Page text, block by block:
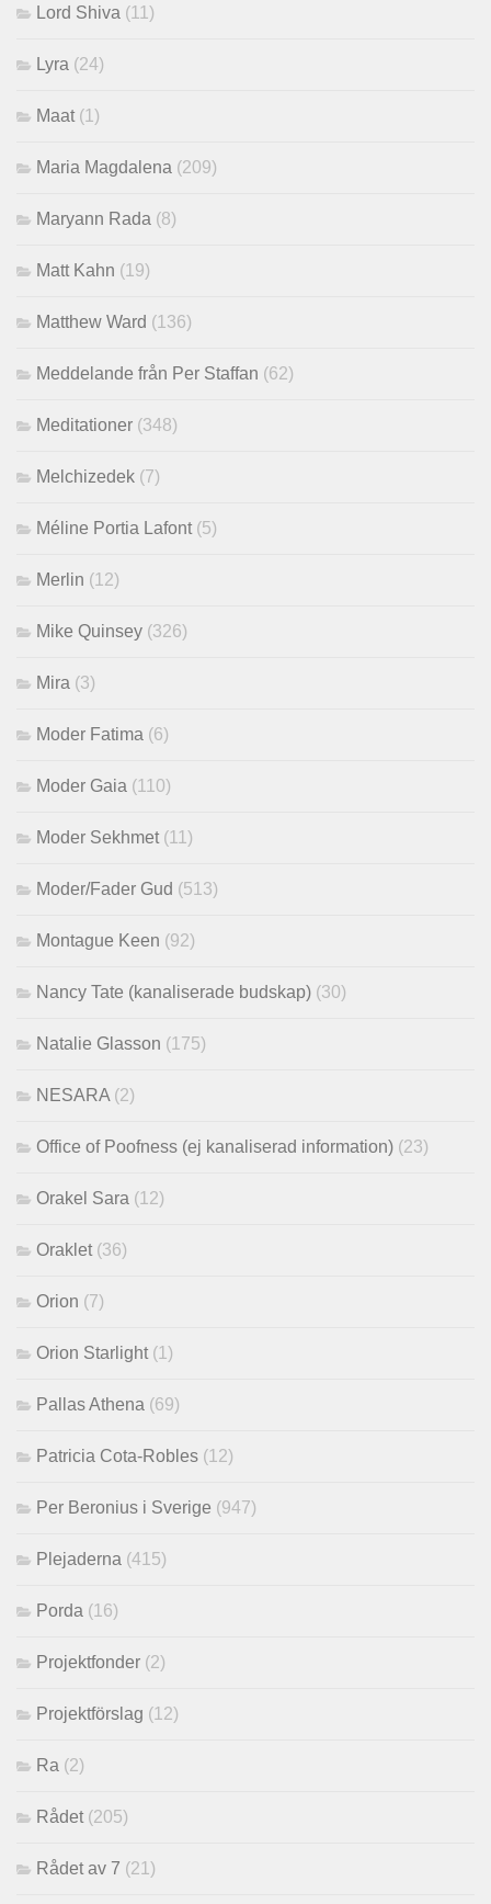
Lord Shiva (11)
Lyra (24)
Maat(1)
Maria Magdalena (209)
Maryann Rada (8)
Matt Kahn (19)
Matthew Ward (136)
Meddelande från Per Staffan (62)
Meditationer (348)
Melchizedek (7)
Méline Portia Lafont(5)
Merlin (12)
Mike Quinsey (326)
Mira (3)
Moder Fatima (6)
Moder Gaia (110)
Moder Sekhmet(11)
Moder/Fader Gud (513)
Montague Keen (92)
Nancy Tate (kanaliserade budskap) (30)
Natalie Glasson (175)
NESARA(2)
Office of Poofness (ej kanaliserad information) (23)
Orakel Sara (12)
Oraklet(36)
Orion (7)
Orion Starlight(1)
Pallas Athena (69)
Patricia Cota-Robles (12)
Per Beronius i Sverige (947)
Plejaderna (415)
Porda (16)
Projektfonder (2)
Projektförslag (12)
Ra (2)
Rådet(205)
Rådet av 7 (21)